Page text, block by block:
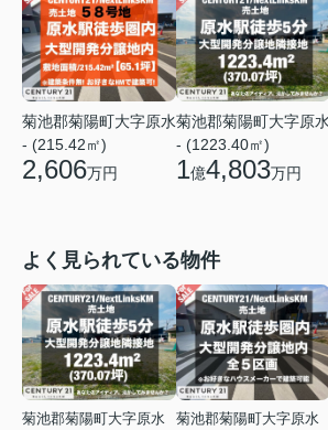
菊池郡菊陽町大字原水
- (215.42㎡)
2,606万円
菊池郡菊陽町大字原
- (1223.40㎡)
1億4,803万円
よく見られている物件
菊池郡菊陽町大字原水
菊池郡菊陽町大字原水